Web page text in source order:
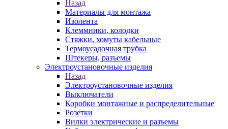
Назад
Материалы для монтажа
Изолента
Клеммники, колодки
Стяжки, хомуты кабельные
Термоусадочная трубка
Штекеры, разъемы
Электроустановочные изделия
Назад
Электроустановочные изделия
Выключатели
Коробки монтажные и распределительные
Розетки
Вилки электрические и разъемы